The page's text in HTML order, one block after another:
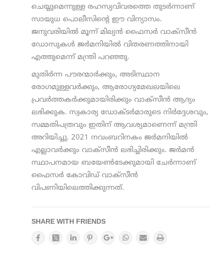
ചെയ്യുമെന്നുള്ള രഹസ്യവിവരത്തെ തുടര്‍ന്നാണ്
സായുധ പൊലീസിന്റെ ഈ വിന്യാസം.
ജനുവരിയില്‍ മൂന്ന് മില്യന്‍ ഫൈസര്‍ വാക്‌സീന്‍
ഡോസുകള്‍ ജര്‍മനിയില്‍ വിതരണത്തിനായി
എത്തുമെന്ന് മന്ത്രി പറഞ്ഞു.
മുതിര്‍ന്ന പൗരന്മാര്‍ക്കും, അടിസ്ഥാന
രോഗമുള്ളവര്‍ക്കും, ആരോഗ്യമേഖലയിലെ
പ്രവര്‍ത്തകര്‍ക്കുമായിരിക്കും വാക്‌സീന്‍ ആദ്യം
ലഭിക്കുക. സ്വകാര്യ ഡോക്ടര്‍മാരുടെ നിര്‍ദ്ദേശവും,
സമ്മതിപത്രവും ഇതിന് ആവശ്യമാണെന്ന് മന്ത്രി
അറിയിച്ചു. 2021 നവംബറിനകം ജര്‍മനിയില്‍
എല്ലാവര്‍ക്കും വാക്‌സീന്‍ ലഭിച്ചിരിക്കും. ജര്‍മന്‍
സ്ഥാപനമായ ബയേണ്‍ടേക്കുമായി ചേര്‍ന്നാണ്
ഫൈസര്‍ കോവിഡ് വാക്‌സീന്‍
വിപണിയിലെത്തിക്കുന്നത്.
SHARE WITH FRIENDS